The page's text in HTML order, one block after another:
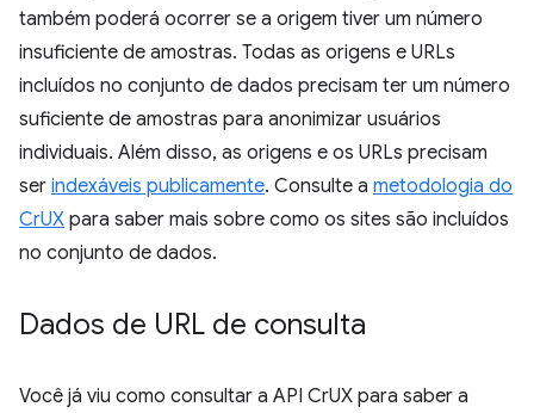
também poderá ocorrer se a origem tiver um número
insuficiente de amostras. Todas as origens e URLs
incluídos no conjunto de dados precisam ter um número
suficiente de amostras para anonimizar usuários
individuais. Além disso, as origens e os URLs precisam
ser indexáveis publicamente. Consulte a metodologia do
CrUX para saber mais sobre como os sites são incluídos
no conjunto de dados.
Dados de URL de consulta
Você já viu como consultar a API CrUX para saber a